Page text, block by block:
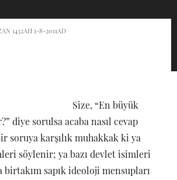
1432AH 1-8-2011AD
Size, “En büyük
diye sorulsa acaba nasıl cevap
soruya karşılık muhakkak ki ya
söylenir; ya bazı devlet isimleri
sapık ideoloji mensupları